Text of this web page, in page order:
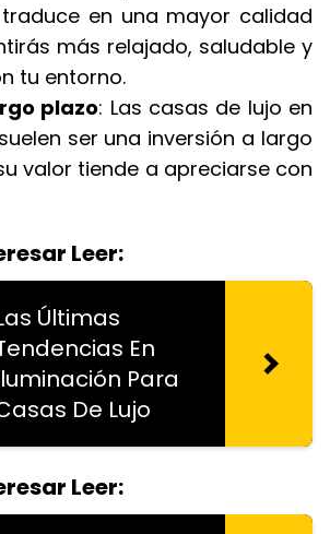
en una mayor calidad
más relajado, saludable y
tu entorno.
plazo: Las casas de lujo en
ser una inversión a largo
valor tiende a apreciarse con
Leer:
Últimas
En
Para
De Lujo
Leer: